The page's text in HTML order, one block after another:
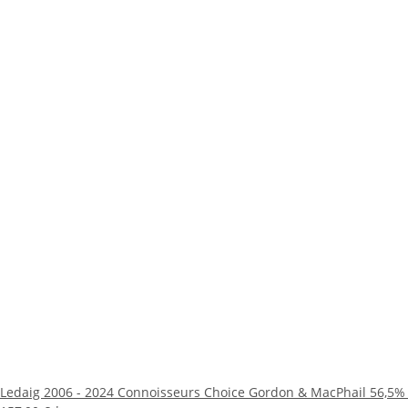
Ledaig 2006 - 2024 Connoisseurs Choice Gordon & MacPhail 56,5%